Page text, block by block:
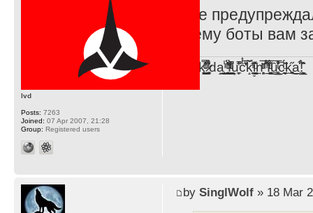
я же
- тему боты вам
F̞͖̭̿̔ͯu̐̅cͬ̑ͩk̨̤̳͇̮̭̪̠̽̿̓̆ͭͩ ̷̩̰͎̩͓̘̾̀ͬ̊ͭ͛ͅda̝̺͙̬͎̝̾͟ ̰̜̝̯͉̯̖̓̎́ͨ̽ͫ͟f̟͇̭̀ͬͨͭ̐̚u̹̼̹̗̞͑̔͂͐̚cͭ̅̊̆̒̆ǩ̝̩̯́ͥ̔̍̑ḭ͓͍̳̬ͦ̽͂n͍͎͈̈̅ͩͬ ̊ͫ̂̾̑̈́f̲͚͉͓͗̋́ͧͦ̅ȗ͇̲̻͈̲̅̎͗͒ͭ͡c̬̟̠̹̯̈́ͩ͘ͅk̫̠̻̋͜a̲͒̾̇!͙͕̺͉̗̩̲̂̏̄̀
lvd
Posts: 7263
Joined: 07 Apr 2007, 21:28
Group: Registered users
by SinglWolf» 18 Mar